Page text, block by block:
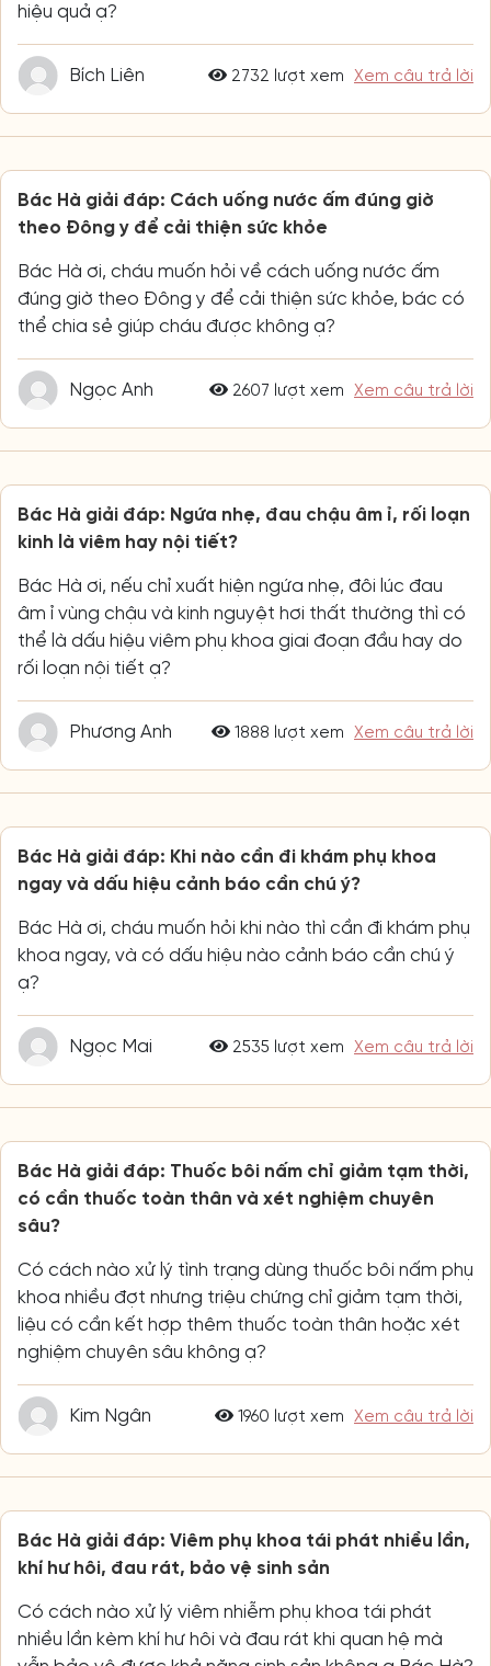
hiệu quả ạ?
Bích Liên 2732 lượt xem Xem câu trả lời
Bác Hà giải đáp: Cách uống nước ấm đúng giờ
theo Đông y để cải thiện sức khỏe
Bác Hà ơi, cháu muốn hỏi về cách uống nước ấm
đúng giờ theo Đông y để cải thiện sức khỏe, bác có
thể chia sẻ giúp cháu được không ạ?
Ngọc Anh 2607 lượt xem Xem câu trả lời
Bác Hà giải đáp: Ngứa nhẹ, đau chậu âm ỉ, rối loạn
kinh là viêm hay nội tiết?
Bác Hà ơi, nếu chỉ xuất hiện ngứa nhẹ, đôi lúc đau
âm ỉ vùng chậu và kinh nguyệt hơi thất thường thì có
thể là dấu hiệu viêm phụ khoa giai đoạn đầu hay do
rối loạn nội tiết ạ?
Phương Anh 1888 lượt xem Xem câu trả lời
Bác Hà giải đáp: Khi nào cần đi khám phụ khoa
ngay và dấu hiệu cảnh báo cần chú ý?
Bác Hà ơi, cháu muốn hỏi khi nào thì cần đi khám phụ
khoa ngay, và có dấu hiệu nào cảnh báo cần chú ý
ạ?
Ngọc Mai 2535 lượt xem Xem câu trả lời
Bác Hà giải đáp: Thuốc bôi nấm chỉ giảm tạm thời,
có cần thuốc toàn thân và xét nghiệm chuyên
sâu?
Có cách nào xử lý tình trạng dùng thuốc bôi nấm phụ
khoa nhiều đợt nhưng triệu chứng chỉ giảm tạm thời,
liệu có cần kết hợp thêm thuốc toàn thân hoặc xét
nghiệm chuyên sâu không ạ?
Kim Ngân 1960 lượt xem Xem câu trả lời
Bác Hà giải đáp: Viêm phụ khoa tái phát nhiều lần,
khí hư hôi, đau rát, bảo vệ sinh sản
Có cách nào xử lý viêm nhiễm phụ khoa tái phát
nhiều lần kèm khí hư hôi và đau rát khi quan hệ mà